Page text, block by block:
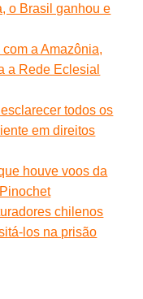
o Brasil ganhou e
a Amazônia,
a Rede Eclesial
todos os
em direitos
houve voos da
chilenos
los na prisão